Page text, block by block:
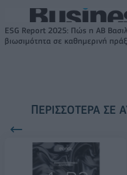
ESG Report 2025: Πώς η ΑΒ
βιωσιμότητα σε καθημερινή
ΠΕΡΙΣΣΌΤΕΡΑ ΣΕ